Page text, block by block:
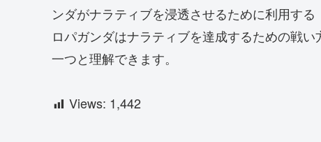
ンダがナラティブを浸透させるために利用す
ロパガンダはナラティブを達成するための戦
一つと理解できます。
Views: 1,442